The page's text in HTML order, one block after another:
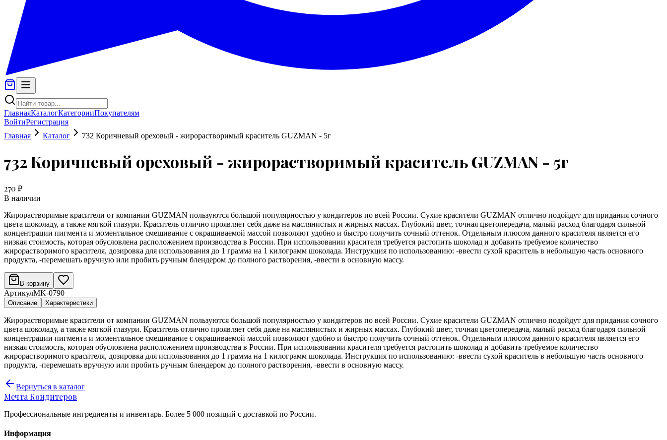
ГлавнаяКаталогКатегорииПокупателям
ВойтиРегистрация
Главная
Каталог 732 Коричневый ореховый - жирорастворимый краситель GUZMAN - 5г
732 Коричневый ореховый - жирорастворимый краситель GUZMAN - 5г
270 ₽
В наличии
Жирорастворимые красители от компании GUZMAN пользуются большой популярностью у кондитеров по всей России. Сухие красители GUZMAN отлично подойдут для придания сочного
цвета шоколаду, а также мягкой глазури. Краситель отлично проявляет себя даже на маслянистых и жирных массах. Глубокий цвет, точная цветопередача, малый расход благодаря сильной
концентрации пигмента и моментальное смешивание с окрашиваемой массой позволяют удобно и быстро получить сочный оттенок. Отдельным плюсом данного красителя является его
низкая стоимость, которая обусловлена расположением производства в России. При использовании красителя требуется растопить шоколад и добавить требуемое количество
жирорастворимого красителя, дозировка для использования до 1 грамма на 1 килограмм шоколада. Инструкция по использованию: -ввести сухой краситель в небольшую часть основного
продукта, -перемешать вручную или пробить ручным блендером до полного растворения, -ввести в основную массу.
В корзину
АртикулMK-0790
Описание Характеристики
Жирорастворимые красители от компании GUZMAN пользуются большой популярностью у кондитеров по всей России. Сухие красители GUZMAN отлично подойдут для придания сочного
цвета шоколаду, а также мягкой глазури. Краситель отлично проявляет себя даже на маслянистых и жирных массах. Глубокий цвет, точная цветопередача, малый расход благодаря сильной
концентрации пигмента и моментальное смешивание с окрашиваемой массой позволяют удобно и быстро получить сочный оттенок. Отдельным плюсом данного красителя является его
низкая стоимость, которая обусловлена расположением производства в России. При использовании красителя требуется растопить шоколад и добавить требуемое количество
жирорастворимого красителя, дозировка для использования до 1 грамма на 1 килограмм шоколада. Инструкция по использованию: -ввести сухой краситель в небольшую часть основного
продукта, -перемешать вручную или пробить ручным блендером до полного растворения, -ввести в основную массу.
Вернуться в каталог
Мечта Кондитеров
Профессиональные ингредиенты и инвентарь. Более 5 000 позиций с доставкой по России.
Информация